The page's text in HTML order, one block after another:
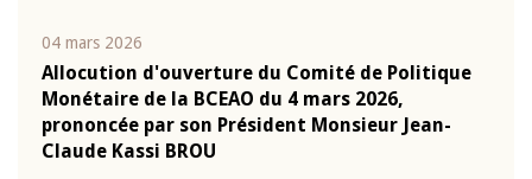
04 mars 2026
Allocution d'ouverture du Comité de Politique
Monétaire de la BCEAO du 4 mars 2026,
prononcée par son Président Monsieur Jean-
Claude Kassi BROU